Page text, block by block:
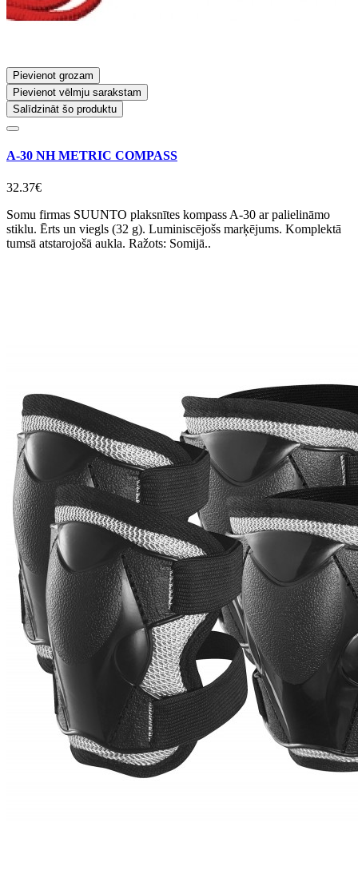
Pievienot grozam
Pievienot vēlmju sarakstam
Salīdzināt šo produktu
A-30 NH METRIC COMPASS
32.37€
Somu firmas SUUNTO plaksnītes kompass A-30 ar palielināmo
stiklu. Ērts un viegls (32 g). Luminiscējošs marķējums. Komplektā
tumsā atstarojošā aukla. Ražots: Somijā..